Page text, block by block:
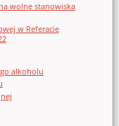
wolne stanowiska
w Referacie
alkoholu